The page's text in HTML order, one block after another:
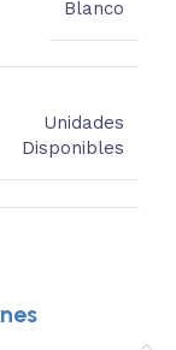
Blanco
Unidades
Disponibles